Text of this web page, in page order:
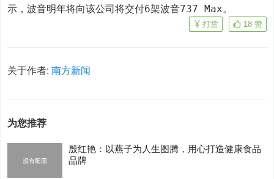
示，波音明年将向该公司将交付6架波音737 Max。
18 赞
打赏
关于作者:南方新闻
为您推荐
殷红艳：以燕子为人生图腾，用心打造健康食品
品牌